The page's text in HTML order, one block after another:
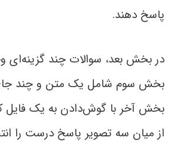
پاسخ دهند.
در بخش بعد، سوالات چند گزینه‌‌ای
بخش سوم شامل یک متن و چند
بخش آخر با گوش‌دادن به یک فایل
از میان سه تصویر پاسخ درست را